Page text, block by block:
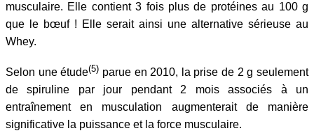
musculaire. Elle contient 3 fois plus de protéines au 100 g
que le bœuf ! Elle serait ainsi une alternative sérieuse au
Whey.
Selon une étude(5) parue en 2010, la prise de 2 g seulement
de spiruline par jour pendant 2 mois associés à un
entraînement en musculation augmenterait de manière
significative la puissance et la force musculaire.